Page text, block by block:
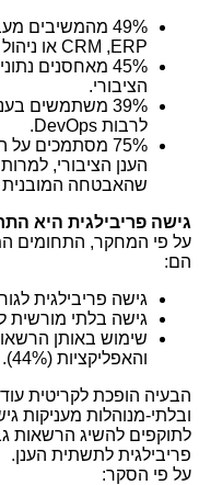
49% מהמשיבים מעבירים יישומים עסקיים קריטיים (כלומר,
ERP
,
CRM או
45% מאחסנים
הציבורי.
39% משתמשים
לרבות DevOps
.
75% מסתמכים
שהאבטחה
גישה פריבילגית היא
על פי המחקר, התחומים
הם:
גישה פריבילגית
גישה בלתי מורשית
שימוש באותן
והאפליקציות (44%).
הבעיה הופכת לקריטית
ובלתי-מנוהלות מעניקות
לתוקפים להשיג הרשאות
פריבילגית לתשתית הענן.
על פי הסקר: